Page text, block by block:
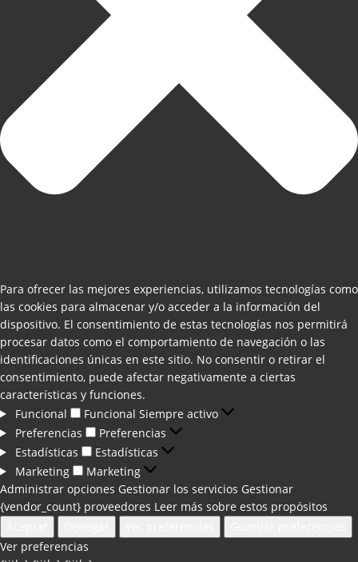
Para ofrecer las mejores experiencias, utilizamos tecnologías como
las cookies para almacenar y/o acceder a la información del
dispositivo. El consentimiento de estas tecnologías nos permitirá
procesar datos como el comportamiento de navegación o las
identificaciones únicas en este sitio. No consentir o retirar el
consentimiento, puede afectar negativamente a ciertas
características y funciones.
Funcional
Funcional Siempre activo
Preferencias
Preferencias
Estadísticas
Estadísticas
Marketing
Marketing
Administrar opciones Gestionar los servicios Gestionar
{vendor_count} proveedores Leer más sobre estos propósitos
Ver preferencias